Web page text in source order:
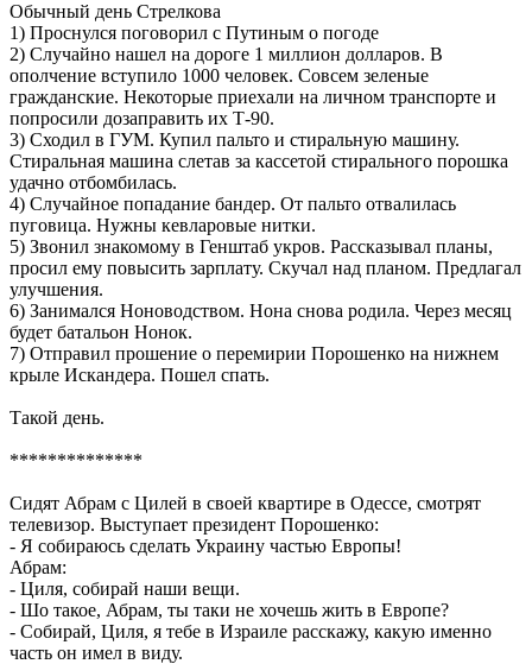
Обычный день Стрелкова
1) Проснулся поговорил с Путиным о погоде
2) Случайно нашел на дороге 1 миллион долларов. В
ополчение вступило 1000 человек. Совсем зеленые
гражданские. Некоторые приехали на личном транспорте и
попросили дозаправить их Т-90.
3) Сходил в ГУМ. Купил пальто и стиральную машину.
Стиральная машина слетав за кассетой стирального порошка
удачно отбомбилась.
4) Случайное попадание бандер. От пальто отвалилась
пуговица. Нужны кевларовые нитки.
5) Звонил знакомому в Генштаб укров. Рассказывал планы,
просил ему повысить зарплату. Скучал над планом. Предлагал
улучшения.
6) Занимался Ноноводством. Нона снова родила. Через месяц
будет батальон Нонок.
7) Отправил прошение о перемирии Порошенко на нижнем
крыле Искандера. Пошел спать.
Такой день.
**************
Сидят Абрам с Цилей в своей квартире в Одессе, смотрят
телевизор. Выступает президент Порошенко:
- Я собираюсь сделать Украину частью Европы!
Абрам:
- Циля, собирай наши вещи.
- Шо такое, Абрам, ты таки не хочешь жить в Европе?
- Собирай, Циля, я тебе в Израиле расскажу, какую именно
часть он имел в виду.